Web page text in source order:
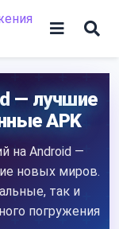
— лучшие
APK
на Android —
новых миров.
так и
погружения